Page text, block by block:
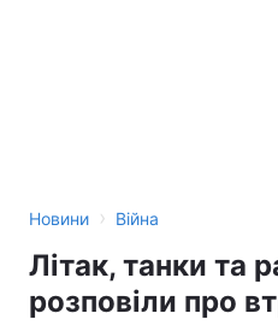
Новини › Війна
Літак, танки та
розповіли про